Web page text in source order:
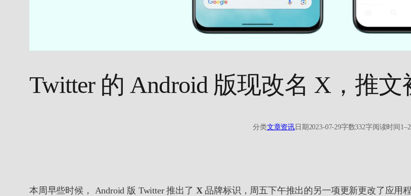
Twitter 的 Android 版现改名 X，推
分类文章资讯日期 2023-07-29字数332字阅读时间
本周早些时候， Android 版 Twitter 推出了 X 品牌标识，周五下午推出的另一项更新更改了应用